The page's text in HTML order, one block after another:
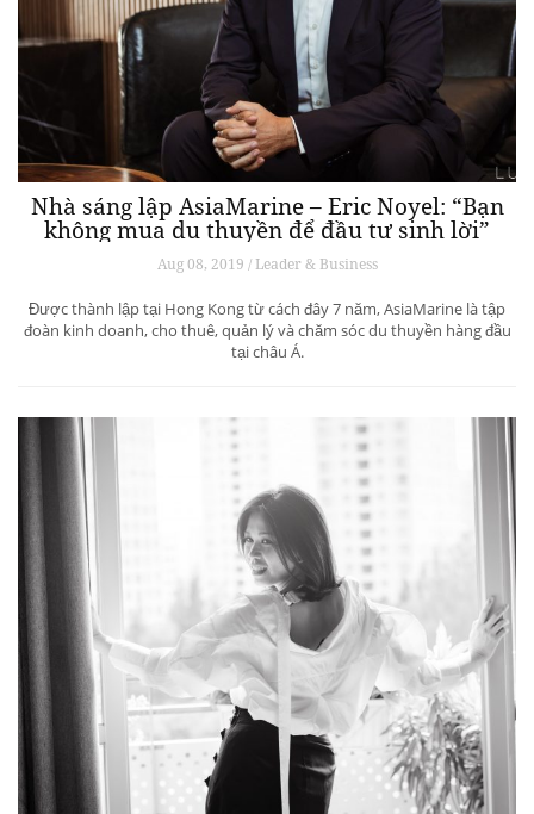
Nhà sáng lập AsiaMarine – Eric Noyel: “Bạn
không mua du thuyền để đầu tư sinh lời”
Aug 08, 2019 / Leader & Business
Được thành lập tại Hong Kong từ cách đây 7 năm, AsiaMarine là tập
đoàn kinh doanh, cho thuê, quản lý và chăm sóc du thuyền hàng đầu
tại châu Á.